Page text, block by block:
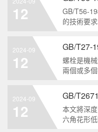
栓 細牙 全
是GB/T57
12
GB/T56-
的技術要
用于需要
厚螺母的
鋼、中碳
2024-09
12
螺栓是機
兩個或多
級和B級
的螺栓有
有什么不
2024-09
12
本文將深
六角花形